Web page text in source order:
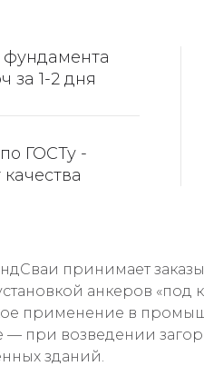
за 1-2 дня
ГОСТу -
принимает
анкеров «под
применение в
— при возведении
зданий.